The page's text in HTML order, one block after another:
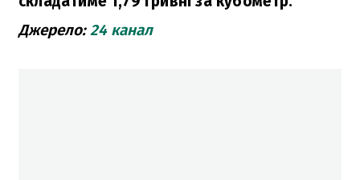
Джерело: 24 канал